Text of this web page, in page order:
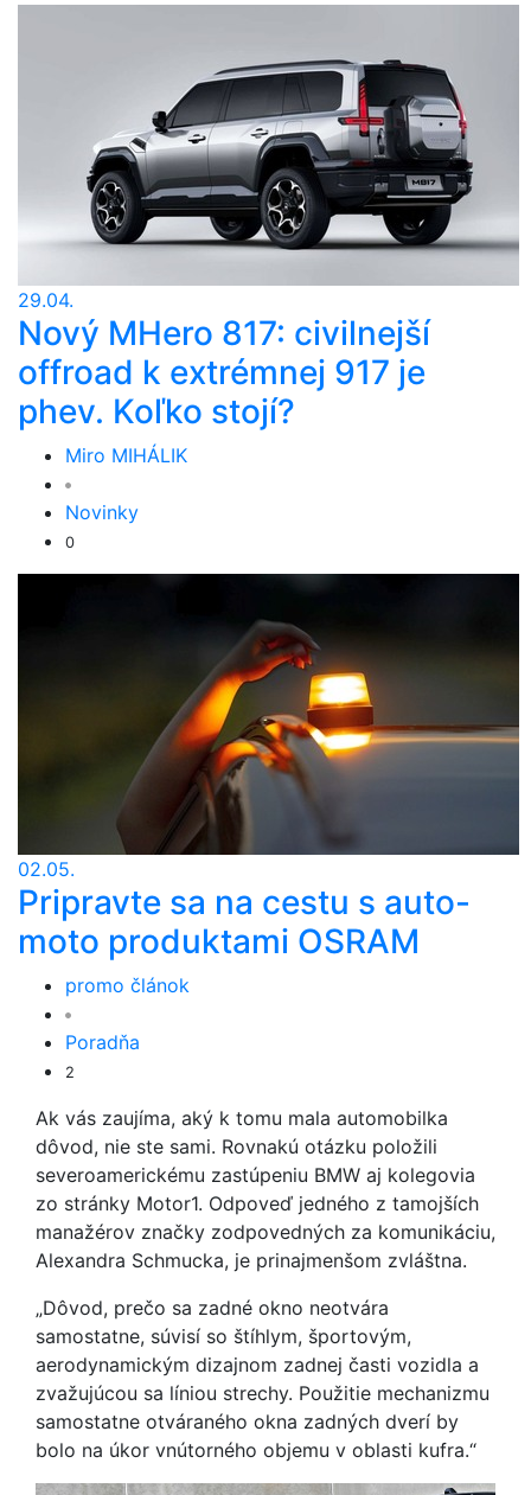
29.04.
Nový MHero 817: civilnejší
offroad k extrémnej 917 je
phev. Koľko stojí?
Miro MIHÁLIK
Novinky
0
02.05.
Pripravte sa na cestu s auto-
moto produktami OSRAM
promo článok
Poradňa
2
Ak vás zaujíma, aký k tomu mala automobilka
dôvod, nie ste sami. Rovnakú otázku položili
severoamerickému zastúpeniu BMW aj kolegovia
zo stránky Motor1. Odpoveď jedného z tamojších
manažérov značky zodpovedných za komunikáciu,
Alexandra Schmucka, je prinajmenšom zvláštna.
„Dôvod, prečo sa zadné okno neotvára
samostatne, súvisí so štíhlym, športovým,
aerodynamickým dizajnom zadnej časti vozidla a
zvažujúcou sa líniou strechy. Použitie mechanizmu
samostatne otváraného okna zadných dverí by
bolo na úkor vnútorného objemu v oblasti kufra.“